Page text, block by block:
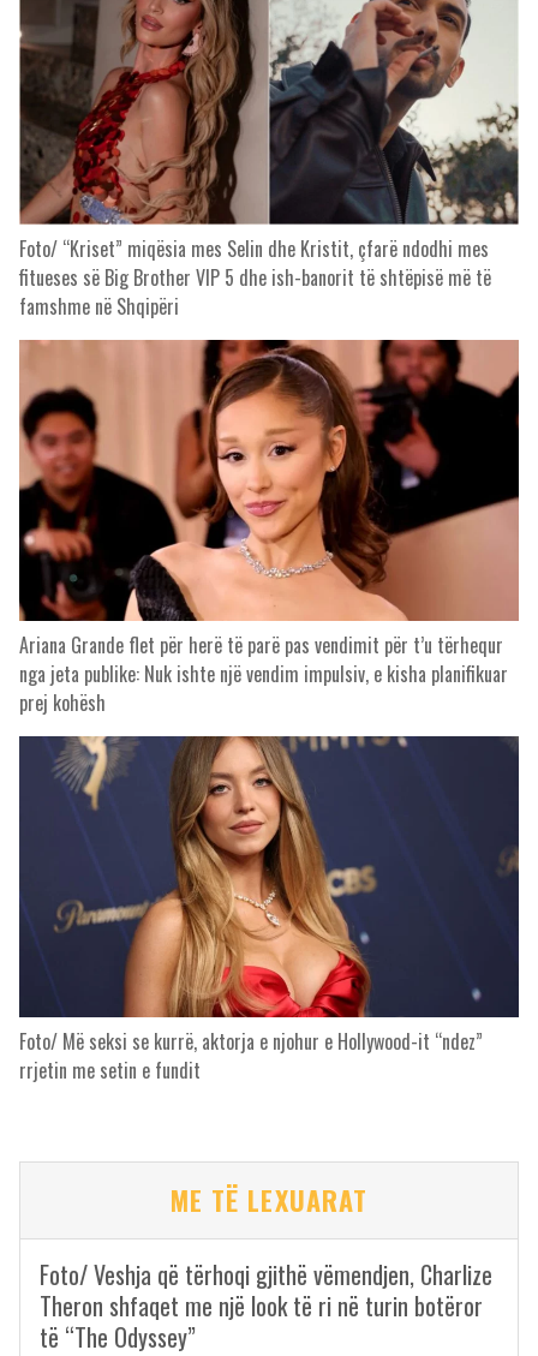
Foto/ “Kriset” miqësia mes Selin dhe Kristit, çfarë ndodhi mes
fitueses së Big Brother VIP 5 dhe ish-banorit të shtëpisë më të
famshme në Shqipëri
Ariana Grande flet për herë të parë pas vendimit për t’u tërhequr
nga jeta publike: Nuk ishte një vendim impulsiv, e kisha planifikuar
prej kohësh
Foto/ Më seksi se kurrë, aktorja e njohur e Hollywood-it “ndez”
rrjetin me setin e fundit
ME TË LEXUARAT
Foto/ Veshja që tërhoqi gjithë vëmendjen, Charlize
Theron shfaqet me një look të ri në turin botëror
të “The Odyssey”